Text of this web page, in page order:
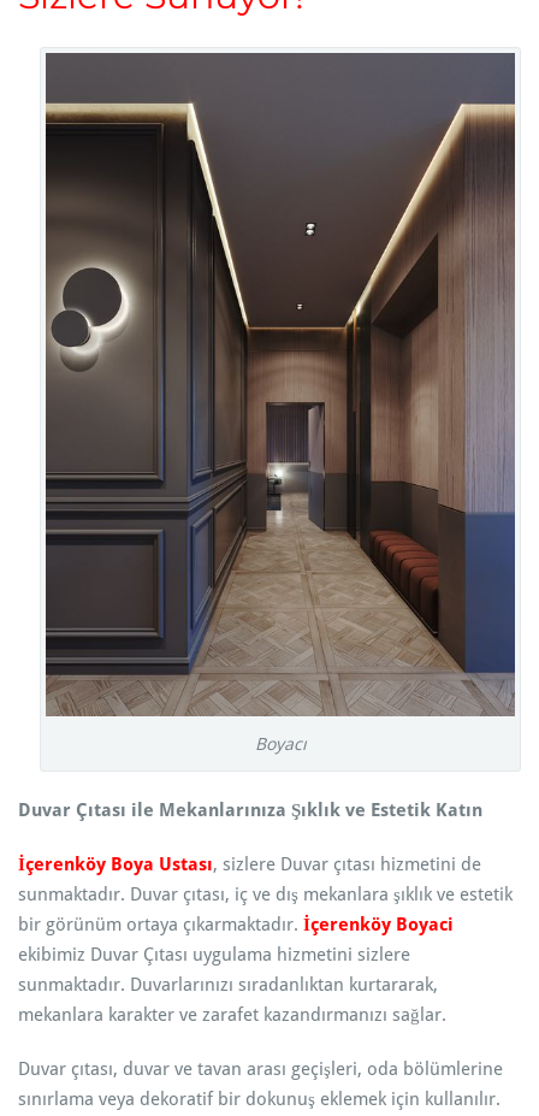
Boyacı
Duvar Çıtası ile Mekanlarınıza Şıklık ve Estetik Katın
İçerenköy Boya Ustası, sizlere Duvar çıtası hizmetini de
sunmaktadır. Duvar çıtası, iç ve dış mekanlara şıklık ve estetik
bir görünüm ortaya çıkarmaktadır. İçerenköy Boyaci
ekibimiz Duvar Çıtası uygulama hizmetini sizlere
sunmaktadır. Duvarlarınızı sıradanlıktan kurtararak,
mekanlara karakter ve zarafet kazandırmanızı sağlar.
Duvar çıtası, duvar ve tavan arası geçişleri, oda bölümlerine
sınırlama veya dekoratif bir dokunuş eklemek için kullanılır.